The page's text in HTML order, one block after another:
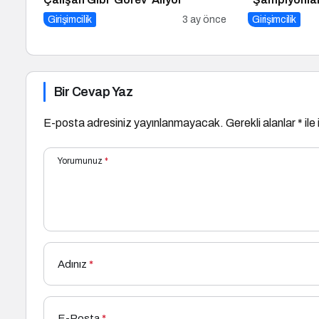
Girişimcilik 3 ay önce Girişimcilik
Bir Cevap Yaz
E-posta adresiniz yayınlanmayacak. Gerekli alanlar* ile
Yorumunuz *
Adınız *